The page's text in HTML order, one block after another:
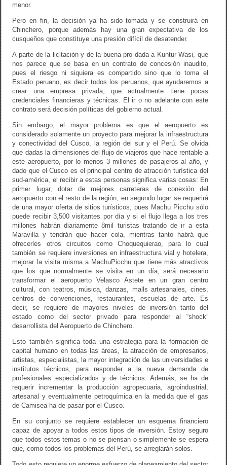
menor.
Pero en fin, la decisión ya ha sido tomada y se construirá en
Chinchero, porque además hay una gran expectativa de los
cusqueños que constituye una presión difícil de desatender.
A parte de la licitación y de la buena pro dada a Kuntur Wasi, que
nos parece que se basa en un contrato de concesión inaudito,
pues el riesgo ni siquiera es compartido sino que lo toma el
Estado peruano, es decir todos los peruanos, que ayudaremos a
crear una empresa privada, que actualmente tiene pocas
credenciales financieras y técnicas. El ir o no adelante con este
contrato será decisión políticas del gobierno actual.
Sin embargo, el mayor problema es que el aeropuerto es
considerado solamente un proyecto para mejorar la infraestructura
y conectividad del Cusco, la región del sur y el Perú. Se olvida
que dadas la dimensiones del flujo de viajeros que hace rentable a
este aeropuerto, por lo menos 3 millones de pasajeros al año, y
dado que el Cusco es el principal centro de atracción turística del
sud-américa, el recibir a estas personas significa varias cosas: En
primer lugar, dotar de mejores carreteras de conexión del
aeropuerto con el resto de la región, en segundo lugar se requerirá
de una mayor oferta de sitios turísticos, pues Machu Picchu sólo
puede recibir 3,500 visitantes por día y si el flujo llega a los tres
millones habrán diariamente 8mil turistas tratando de ir a esta
Maravilla y tendrán que hacer cola, mientras tanto habrá que
ofrecerles otros circuitos como Choquequierao, para lo cual
también se requiere inversiones en infraestructura vial y hotelera,
mejorar la visita misma a MachuPicchu que tiene más atractivos
que los que normalmente se visita en un día, será necesario
transformar el aeropuerto Velasco Astete en un gran centro
cultural, con teatros, música, danzas, malls artesanales, cines,
centros de convenciones, restaurantes, escuelas de arte. Es
decir, se requiere de mayores niveles de inversión tanto del
estado como del sector privado para responder al “shock”
desarrollista del Aeropuerto de Chinchero.
Esto también significa toda una estrategia para la formación de
capital humano en todas las áreas, la atracción de empresarios,
artistas, especialistas, la mayor integración de las universidades e
institutos técnicos, para responder a la nueva demanda de
profesionales especializados y de técnicos. Además, se ha de
requerir incrementar la producción agropecuaria, agroindustrial,
artesanal y eventualmente petroquímica en la medida que el gas
de Camisea ha de pasar por el Cusco.
En su conjunto se requiere establecer un esquema financiero
capaz de apoyar a todos estos tipos de inversión. Estoy seguro
que todos estos temas o no se piensan o simplemente se espera
que, como todos los problemas del Perú, se arreglarán solos.